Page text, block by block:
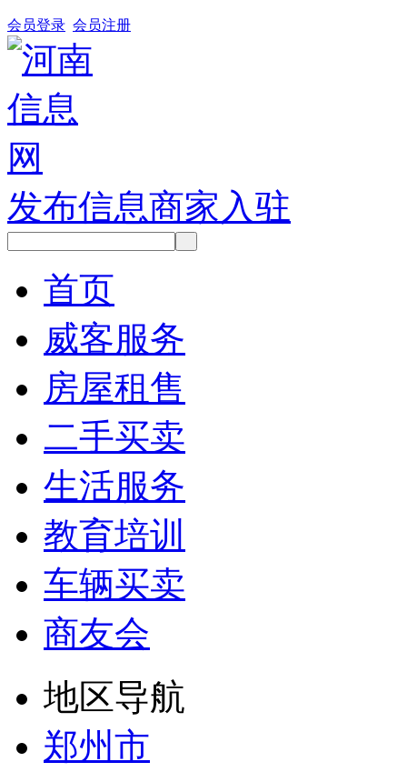
会员登录 会员注册
发布信息商家入驻
首页
威客服务
房屋租售
二手买卖
生活服务
教育培训
车辆买卖
商友会
地区导航
郑州市